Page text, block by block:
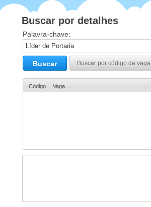
Buscar por detalhes
Palavra-chave:
Buscar Buscar por código da vaga
Código Vaga